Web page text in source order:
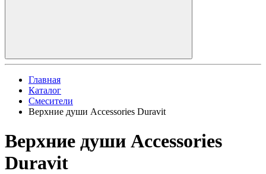
Главная
Каталог
Смесители
Верхние души Accessories Duravit
Верхние души Accessories
Duravit